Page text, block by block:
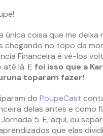
única coisa que me deixa
chegando no topo da
Financeira é vê-los
até lá. E foi isso que a
toparam fazer!
do PoupeCast
delas antes e como
5. E, aqui, eu
que elas